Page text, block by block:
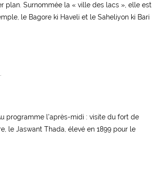
plan. Surnommée la « ville des lacs », elle est
le Bagore ki Haveli et le Saheliyon ki Bari
programme l’après-midi : visite du fort de
le Jaswant Thada, élevé en 1899 pour le